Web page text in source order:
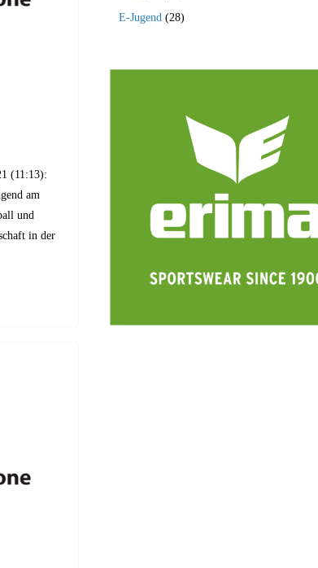
(11:13):
am
und
in der
E-Jugend (28)